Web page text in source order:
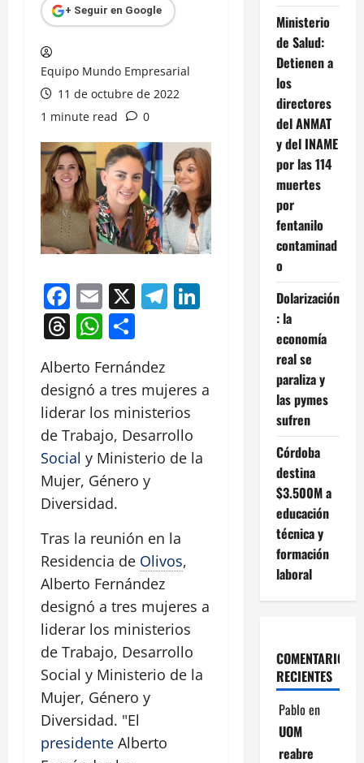
+ Seguir en Google
Equipo Mundo Empresarial
11 de octubre de 2022
1 minute read
0
Facebook
Email
X Telegram
LinkedIn
Threads
WhatsApp
Alberto Fernández
designó a tres mujeres a
liderar los ministerios
de Trabajo, Desarrollo
Social y Ministerio de la
Mujer, Género y
Diversidad.
Tras la reunión en la
Residencia de Olivos,
Alberto Fernández
designó a tres mujeres a
liderar los ministerios
de Trabajo, Desarrollo
Social y Ministerio de la
Mujer, Género y
Diversidad. "El
presidente Alberto
Ministerio
de Salud:
Detienen a
los
directores
del ANMAT
y del INAME
por las 114
muertes
por
fentanilo
contaminad
o
Dolarización
: la
economía
real se
paraliza y
las pymes
sufren
Córdoba
destina
$3.500M a
educación
técnica y
formación
laboral
COMENTARIOS
RECIENTES
Pablo en
UOM
reabre